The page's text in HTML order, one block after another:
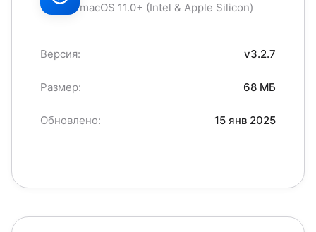
macOS 11.0+ (Intel & Apple Silicon)
Версия: v3.2.7
Размер: 68 МБ
Обновлено: 15 янв 2025